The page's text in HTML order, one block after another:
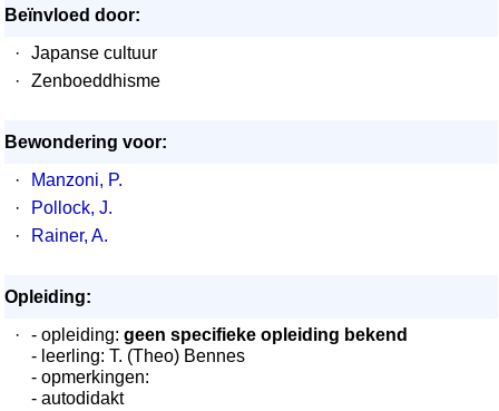
Beïnvloed door:
·
Japanse cultuur
·
Zenboeddhisme
Bewondering voor:
·
Manzoni, P.
·
Pollock, J.
·
Rainer, A.
Opleiding:
·
- opleiding: geen specifieke opleiding bekend
- leerling: T. (Theo) Bennes
- opmerkingen:
- autodidakt